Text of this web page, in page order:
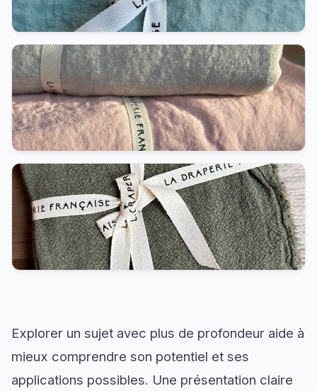
Explorer un sujet avec plus de profondeur aide à
mieux comprendre son potentiel et ses
applications possibles. Une présentation claire